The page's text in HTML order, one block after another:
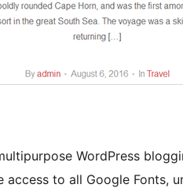
WordPress
to all Google Fonts,